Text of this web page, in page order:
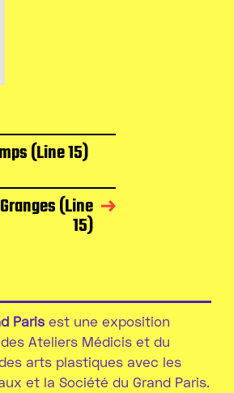
(Line 15)
(Line
15)
Paris est une exposition
Ateliers Médicis et du
arts plastiques avec les
et la Société du Grand Paris.